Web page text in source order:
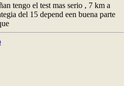
tengo el test mas serio , 7 km a
del 15 depend een buena parte